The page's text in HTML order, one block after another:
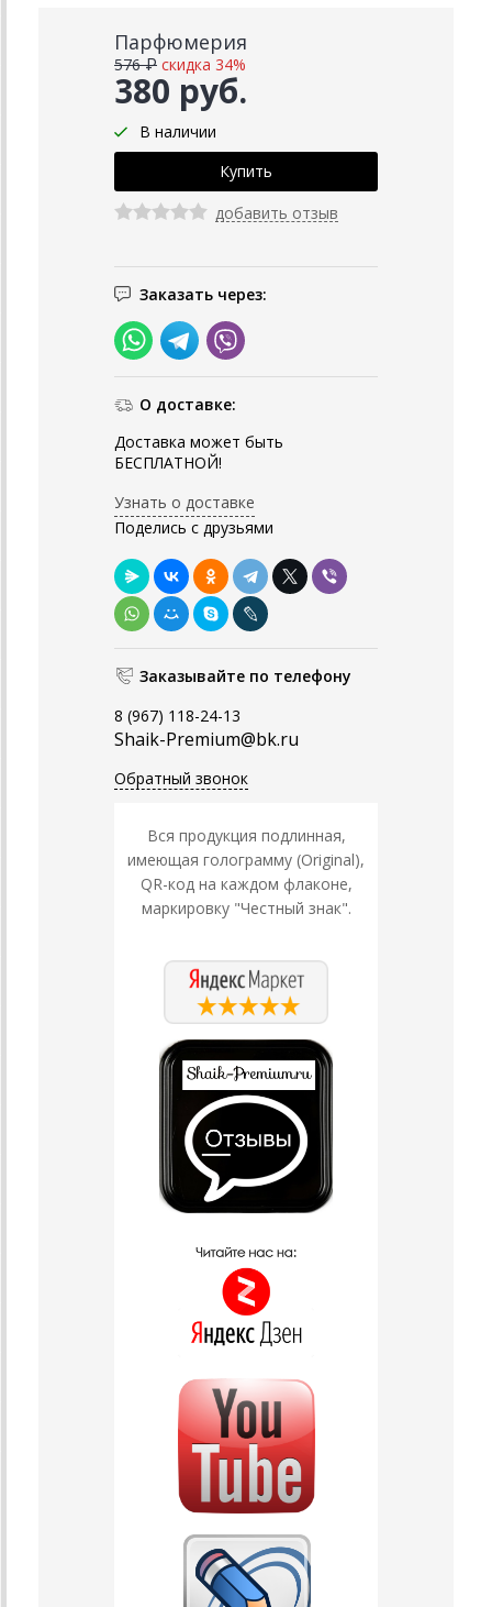
Парфюмерия
380 руб.
576 ₽ скидка 34%
В наличии
добавить отзыв
Заказать через:
О доставке:
Доставка может быть
БЕСПЛАТНОЙ!
Узнать о доставке
Поделись с друзьями
Заказывайте по телефону
8 (967) 118-24-13
Shaik-Premium@bk.ru
Обратный звонок
Вся продукция подлинная,
имеющая голограмму (Original),
QR-код на каждом флаконе,
маркировку "Честный знак".